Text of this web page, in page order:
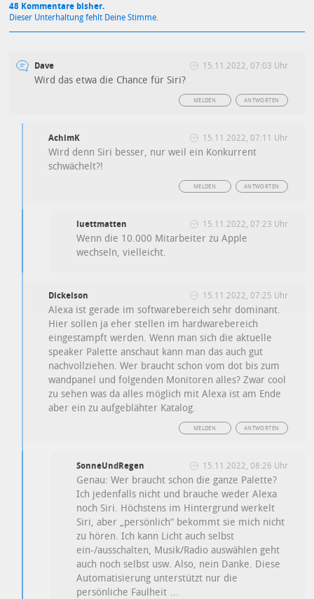
48 Kommentare bisher.
Dieser Unterhaltung fehlt Deine Stimme.
Dave 15.11.2022, 07:03 Uhr
Wird das etwa die Chance für Siri?
ANTWORTEN
MELDEN
AchimK 15.11.2022, 07:11 Uhr
Wird denn Siri besser, nur weil ein Konkurrent
schwächelt?!
ANTWORTEN
MELDEN
luettmatten 15.11.2022, 07:23 Uhr
Wenn die 10.000 Mitarbeiter zu Apple
wechseln, vielleicht.
Dickelson 15.11.2022, 07:25 Uhr
Alexa ist gerade im softwarebereich sehr dominant.
Hier sollen ja eher stellen im hardwarebereich
eingestampft werden. Wenn man sich die aktuelle
speaker Palette anschaut kann man das auch gut
nachvollziehen. Wer braucht schon vom dot bis zum
wandpanel und folgenden Monitoren alles? Zwar cool
zu sehen was da alles möglich mit Alexa ist am Ende
aber ein zu aufgeblähter Katalog.
ANTWORTEN
MELDEN
SonneUndRegen 15.11.2022, 08:26 Uhr
Genau: Wer braucht schon die ganze Palette?
Ich jedenfalls nicht und brauche weder Alexa
noch Siri. Höchstens im Hintergrund werkelt
Siri, aber „persönlich“ bekommt sie mich nicht
zu hören. Ich kann Licht auch selbst
ein-/ausschalten, Musik/Radio auswählen geht
auch noch selbst usw. Also, nein Danke. Diese
Automatisierung unterstützt nur die
persönliche Faulheit …